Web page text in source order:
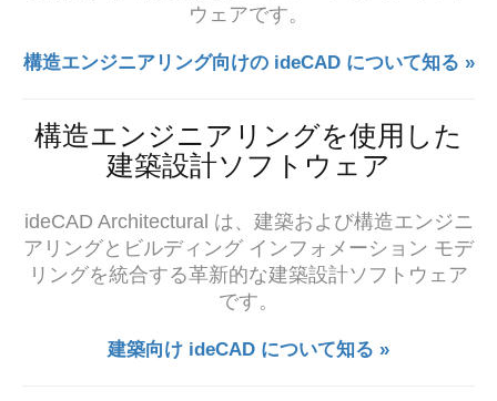
ウェアです。
構造エンジニアリング向けの ideCAD について知る »
構造エンジニアリングを使用した
建築設計ソフトウェア
ideCAD Architectural は、建築および構造エンジニ
アリングとビルディング インフォメーション モデ
リングを統合する革新的な建築設計ソフトウェア
です。
建築向け ideCAD について知る »